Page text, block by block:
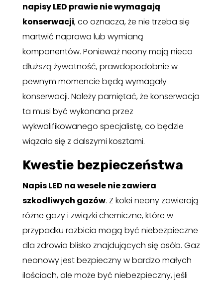
napisy LED prawie nie wymagają
konserwacji, co oznacza, że ​​nie trzeba się
martwić naprawa lub wymianą
komponentów. Ponieważ neony mają nieco
dłuższą żywotność, prawdopodobnie w
pewnym momencie będą wymagały
konserwacji. Należy pamiętać, że konserwacja
ta musi być wykonana przez
wykwalifikowanego specjalistę, co będzie
wiązało się z dalszymi kosztami.
Kwestie bezpieczeństwa
Napis LED na wesele nie zawiera
szkodliwych gazów. Z kolei neony zawierają
różne gazy i związki chemiczne, które w
przypadku rozbicia mogą być niebezpieczne
dla zdrowia blisko znajdujących się osób. Gaz
neonowy jest bezpieczny w bardzo małych
ilościach, ale może być niebezpieczny, jeśli